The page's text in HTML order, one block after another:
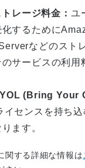
レージ料金： ユ
するために
などのスト
サービスの利用
(Bring Your
センスを持ち込
ます。
関する詳細な情報は